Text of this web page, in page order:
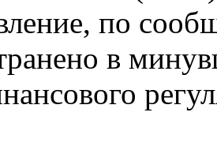
по
в